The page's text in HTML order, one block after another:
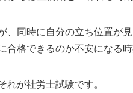
、同時に自分の立ち位置が
合格できるのか不安になる
れが社労士試験です。